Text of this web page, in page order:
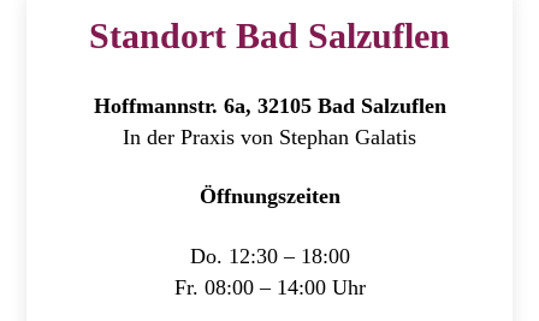
Standort Bad Salzuflen
Hoffmannstr. 6a, 32105 Bad Salzuflen
In der Praxis von Stephan Galatis
Öffnungszeiten
Do. 12:30 – 18:00
Fr. 08:00 – 14:00 Uhr